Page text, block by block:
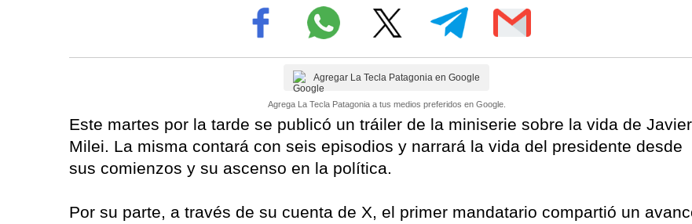
Agregar La Tecla Patagonia en Google
Agrega La Tecla Patagonia a tus medios preferidos en Google.
Este martes por la tarde se publicó un tráiler de la miniserie sobre la vida de Javier
Milei. La misma contará con seis episodios y narrará la vida del presidente desde
sus comienzos y su ascenso en la política.
Por su parte, a través de su cuenta de X, el primer mandatario compartió un